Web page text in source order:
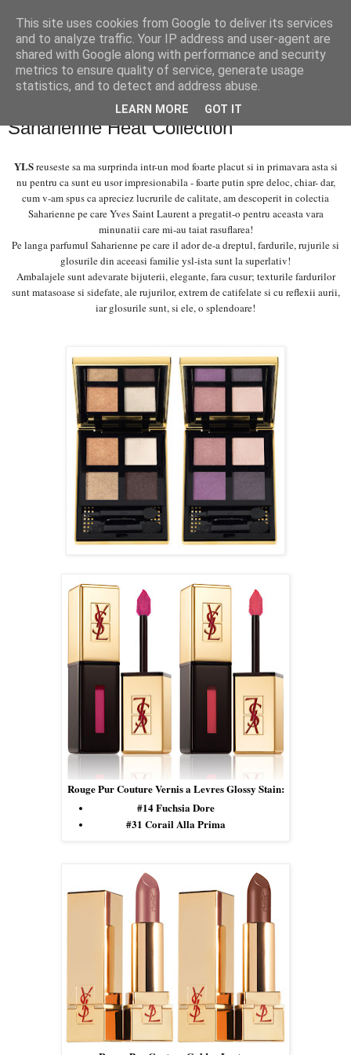
PentruDive.ro
marți, 9 aprilie 2013
In love with YSL Summer 2013
Saharienne Heat Collection
YLSreuseste sa ma surprinda intr-un mod foarte placut si in primavara asta si
nu pentru ca sunt eu usor impresionabila - foarte putin spre deloc, chiar-dar,
cum v-am spus ca apreciez lucrurile de calitate, am descoperit in colectia
Saharienne pe care Yves Saint Laurent a pregatit-o pentru aceasta vara
minunatii care mi-au taiat rasuflarea!
Pe langa parfumul Saharienne pe care il ador de-a dreptul, fardurile, rujurile si
glosurile din aceeasi familie ysl-ista sunt la superlativ!
Ambalajele sunt adevarate bijuterii, elegante, fara cusur; texturile fardurilor
sunt matasoase si sidefate, ale rujurilor, extrem de catifelate si cu reflexii aurii,
iar glosurile sunt, si ele, o splendoare!
Rouge Pur Couture Vernis a Levres Glossy Stain:
#14 Fuchsia Dore
#31 Corail Alla Prima
This site uses cookies from Google to deliver its services
and to analyze traffic. Your IP address and user-agent are
shared with Google along with performance and security
metrics to ensure quality of service, generate usage
statistics, and to detect and address abuse.
LEARN MORE GOT IT